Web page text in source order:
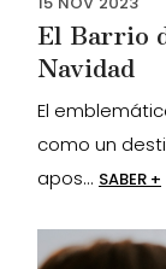
El Barrio
Navidad
El
como un
apos... SABER +